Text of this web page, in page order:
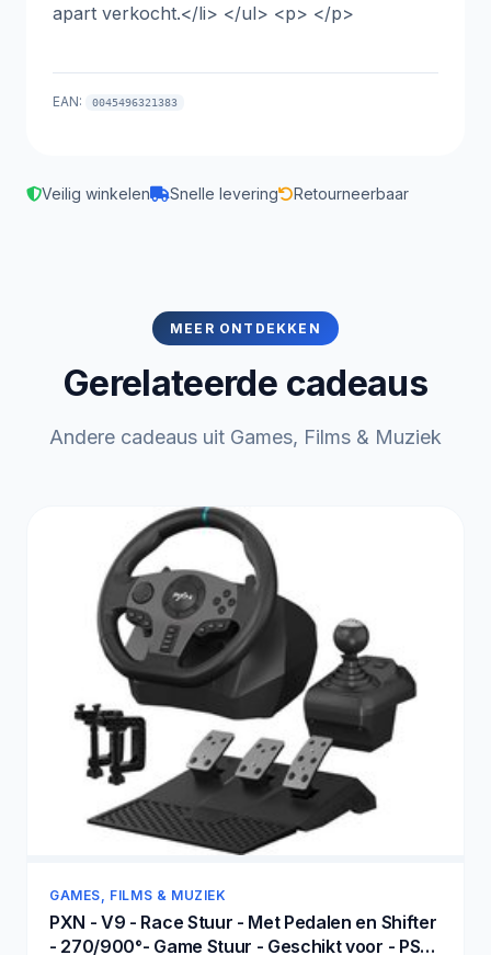
apart verkocht.</li> </ul> <p> </p>
EAN: 0045496321383
Veilig winkelen Snelle levering Retourneerbaar
MEER ONTDEKKEN
Gerelateerde cadeaus
Andere cadeaus uit Games, Films & Muziek
GAMES, FILMS & MUZIEK
PXN - V9 - Race Stuur - Met Pedalen en Shifter
- 270/900°- Game Stuur - Geschikt voor - PS4